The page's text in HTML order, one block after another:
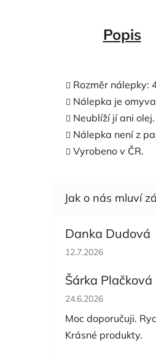
Popis
Rozměr nálepky:
Nálepka je
Neublíží jí ani olej.
Nálepka není z
Vyrobeno v ČR.
Danka Dudová
Hodnocení obchodu
12.7.2026
Šárka Plačková
Hodnocení obchodu
24.6.2026
Moc doporučuji.
Krásné produkty.